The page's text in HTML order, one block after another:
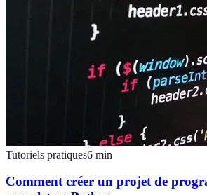
Tutoriels pratiques6 min
Comment créer un projet de